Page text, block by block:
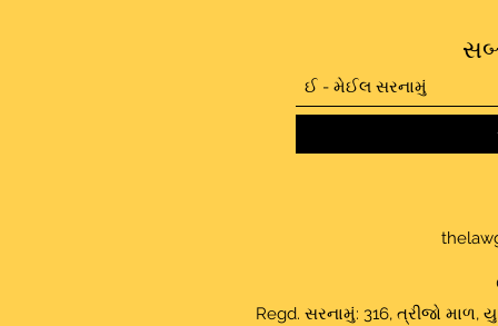
Regd. સરનામું: 316, ત્રીજો માળ,